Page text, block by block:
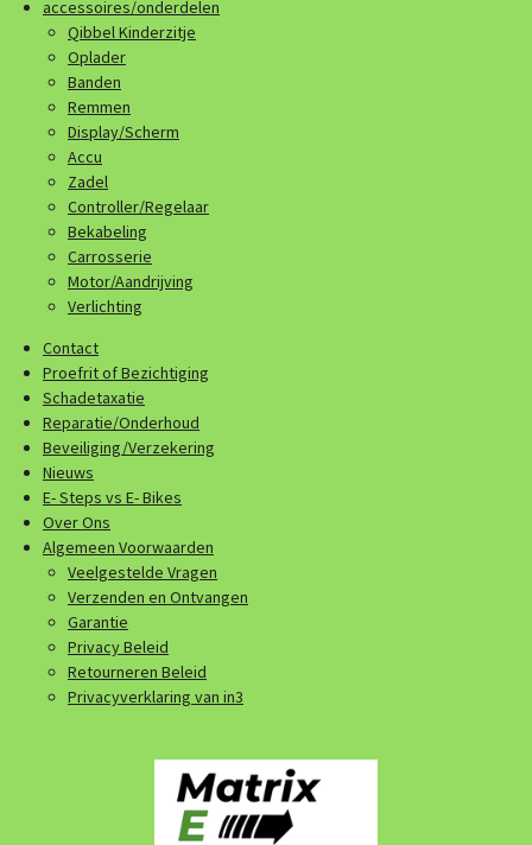
accessoires/onderdelen
Qibbel Kinderzitje
Oplader
Banden
Remmen
Display/Scherm
Accu
Zadel
Controller/Regelaar
Bekabeling
Carrosserie
Motor/Aandrijving
Verlichting
Contact
Proefrit of Bezichtiging
Schadetaxatie
Reparatie/Onderhoud
Beveiliging/Verzekering
Nieuws
E- Steps vs E- Bikes
Over Ons
Algemeen Voorwaarden
Veelgestelde Vragen
Verzenden en Ontvangen
Garantie
Privacy Beleid
Retourneren Beleid
Privacyverklaring van in3